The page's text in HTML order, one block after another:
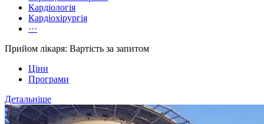
Кардіологія
Кардіохірургія
···
Прийом лікаря: Вартість за запитом
Ціни
Програми
Детальніше